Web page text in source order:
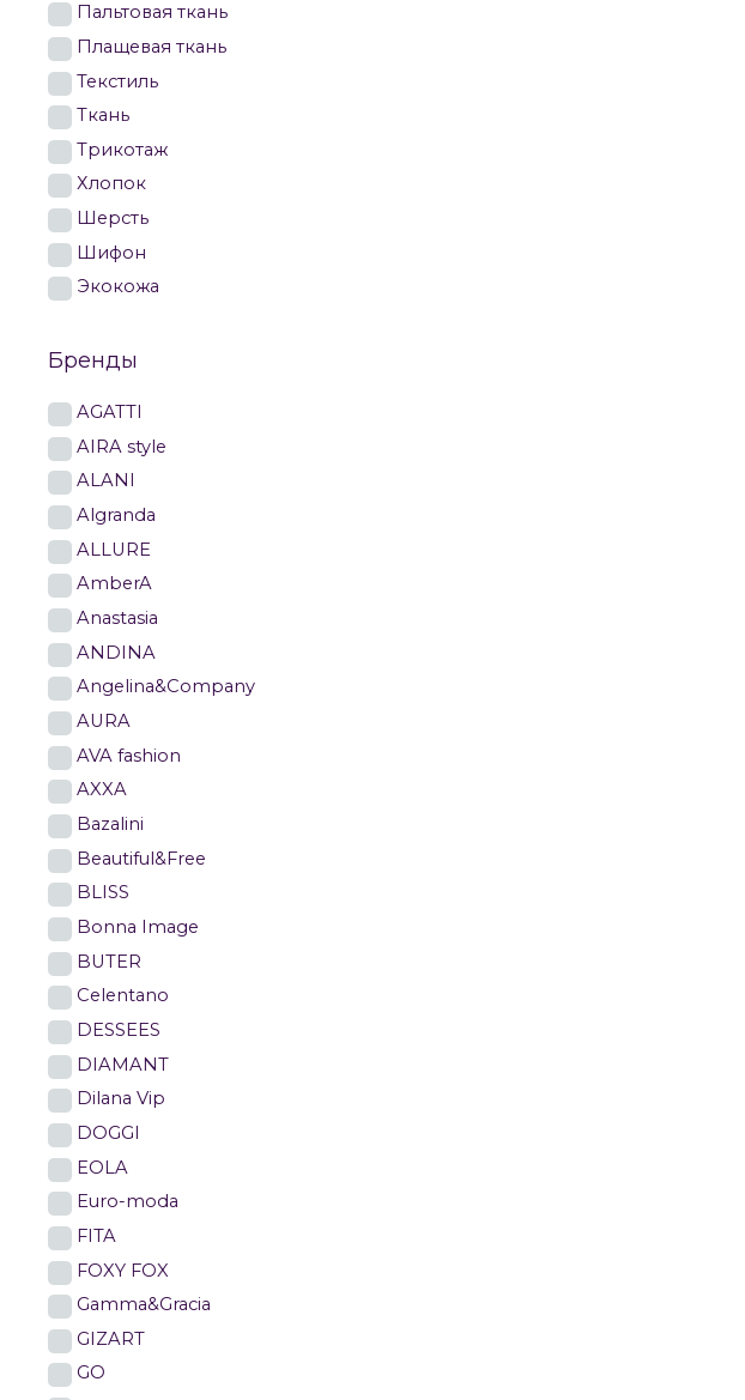
Пальтовая ткань
Плащевая ткань
Текстиль
Ткань
Трикотаж
Хлопок
Шерсть
Шифон
Экокожа
Бренды
AGATTI
AIRA style
ALANI
Algranda
ALLURE
AmberA
Anastasia
ANDINA
Angelina&Company
AURA
AVA fashion
AXXA
Bazalini
Beautiful&Free
BLISS
Bonna Image
BUTER
Celentano
DESSEES
DIAMANT
Dilana Vip
DOGGI
EOLA
Euro-moda
FITA
FOXY FOX
Gamma&Gracia
GIZART
GO